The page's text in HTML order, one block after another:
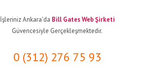
İşleriniz Ankara'da Bill Gates Web Şirketi
Güvencesiyle Gerçekleşmektedir.
0 (312) 276 75 93